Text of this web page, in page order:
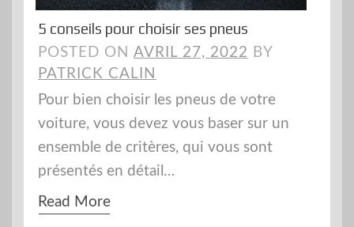
5 conseils pour choisir ses pneus
POSTED ON AVRIL 27, 2022 BY
PATRICK CALIN
Pour bien choisir les pneus de votre
voiture, vous devez vous baser sur un
ensemble de critères, qui vous sont
présentés en détail…
Read More